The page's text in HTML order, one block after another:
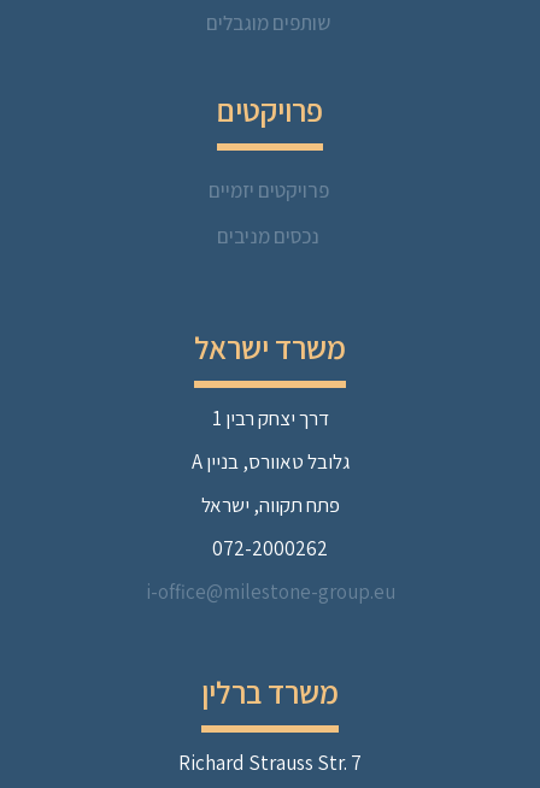
שותפים מוגבלים
פרויקטים
פרויקטים יזמיים
נכסים מניבים
משרד ישראל
דרך יצחק רבין 1
גלובל טאוורס, בניין A
פתח תקווה, ישראל
072-2000262
i-office@milestone-group.eu
משרד ברלין
Richard Strauss Str. 7